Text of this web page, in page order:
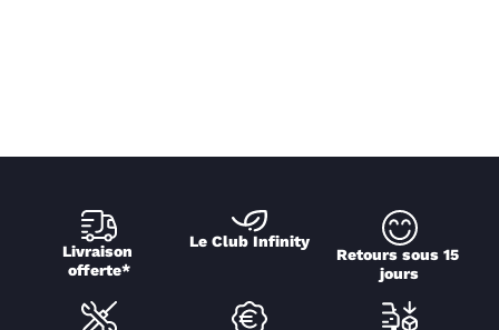
Livraison
offerte*
Le Club Infinity
Retours sous 15
jours